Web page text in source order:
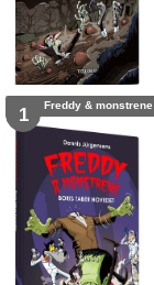
1 Freddy & monstrene